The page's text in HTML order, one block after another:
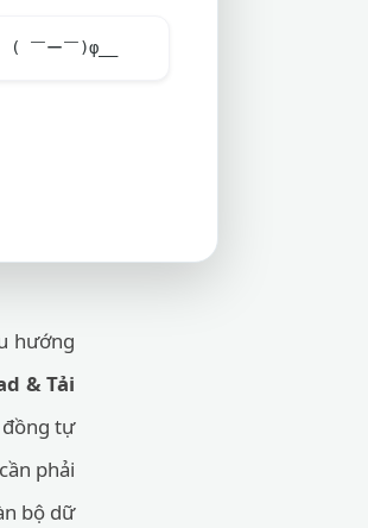
( ￣ー￣)φ__
hướng
& Tải
đồng tự
phải
bộ dữ